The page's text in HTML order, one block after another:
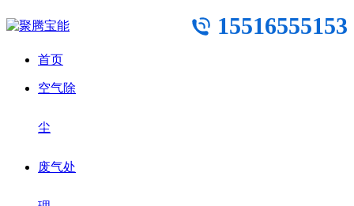
15516555153
首页
空气除
尘
废气处